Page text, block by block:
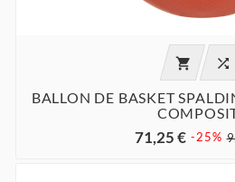
 
BALLON DE BASKET
71,25 € -25%